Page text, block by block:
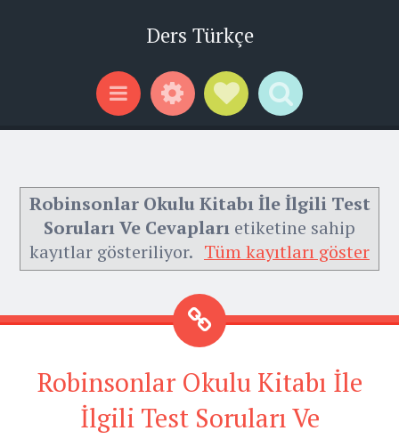
Ders Türkçe
Menu WidgetsSocial Links
Search
Robinsonlar Okulu Kitabı İle İlgili Test
Soruları Ve Cevapları etiketine sahip
kayıtlar gösteriliyor. Tüm kayıtları göster
Robinsonlar Okulu Kitabı İle
İlgili Test Soruları Ve